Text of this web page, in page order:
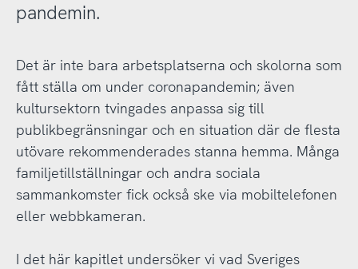
pandemin.
Det är inte bara arbetsplatserna och skolorna som
fått ställa om under coronapandemin; även
kultursektorn tvingades anpassa sig till
publikbegränsningar och en situation där de flesta
utövare rekommenderades stanna hemma. Många
familjetillställningar och andra sociala
sammankomster fick också ske via mobiltelefonen
eller webbkameran.
I det här kapitlet undersöker vi vad Sveriges